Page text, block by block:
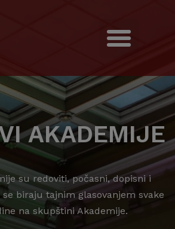
AKADEMIJE
su redoviti, počasni, dopisni i
biraju tajnim glasovanjem svake
na skupštini Akademije.